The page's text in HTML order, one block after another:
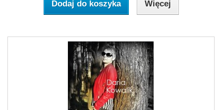
Dodaj do koszyka Więcej